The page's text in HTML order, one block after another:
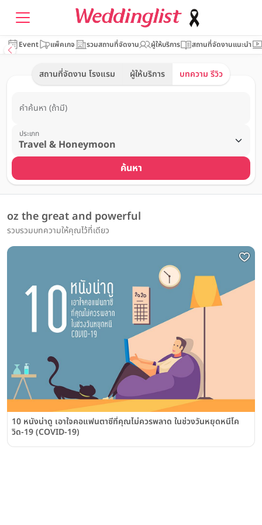
Event แพ็คเกจ รวมสถานที่จัดงาน ผู้ให้บริการ สถานที่จัดงานแนะนำ
สถานที่จัดงาน โรงแรม ผู้ให้บริการ บทความ รีวิว
คำค้นหา (ถ้ามี)
ประเภท
ค้นหา
oz the great and powerful
รวบรวมบทความให้คุณไว้ที่เดียว
10 หนังน่าดู เอาใจคอแฟนตาซีที่คุณไม่ควรพลาด ในช่วงวันหยุดหนีโค
วิด-19 (COVID-19)